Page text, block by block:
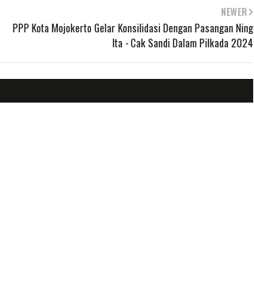
NEWER
PPP Kota Mojokerto Gelar Konsilidasi Dengan Pasangan Ning
Ita - Cak Sandi Dalam Pilkada 2024